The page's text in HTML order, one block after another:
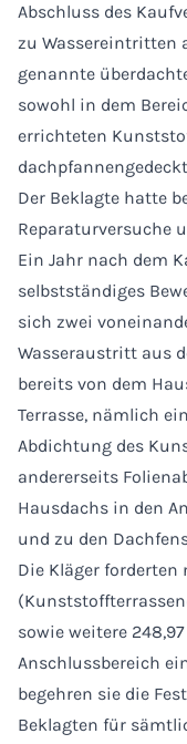
Abschluss des
zu Wassereintritten
genannte
sowohl in dem
errichteten
Der Beklagte hatte
Reparaturversuche
Ein Jahr nach dem
selbstständiges
sich zwei
Wasseraustritt aus
bereits von dem
Terrasse, nämlich
Abdichtung des
andererseits
Hausdachs in den
und zu den
Die Kläger forderten
sowie weitere
Anschlussbereich
begehren sie die
Beklagten für